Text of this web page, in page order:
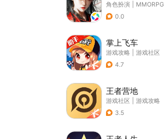
角色扮演 MMORPG
0.0
掌上飞车
游戏攻略
游戏社区
4.7
王者营地
游戏社区
游戏攻略
3.5